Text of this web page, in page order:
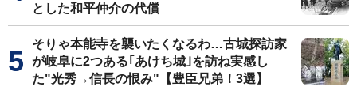
とした和平仲介の代償
そりゃ本能寺を襲いたくなるわ…古城探訪家
が岐阜に2つある｢あけち城｣を訪ね実感し
た"光秀→信長の恨み"【豊臣兄弟！3選】